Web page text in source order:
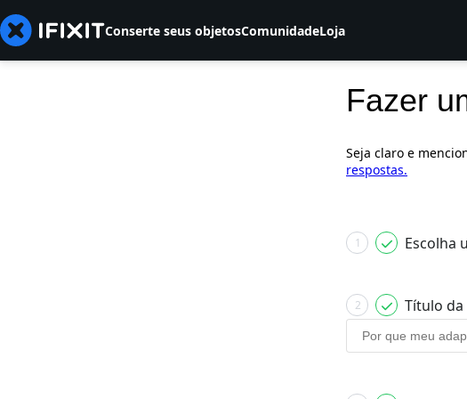
Conserte seus objetosComunidadeLoja
Fazer
Seja claro e
respostas.
1 Escolha
2 Título